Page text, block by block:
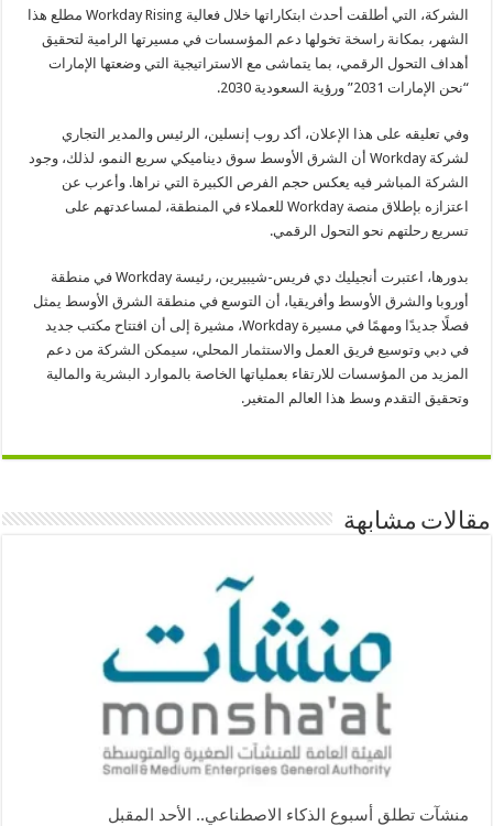
الشركة، التي أطلقت أحدث ابتكاراتها خلال فعالية Workday Rising مطلع هذا
الشهر، بمكانة راسخة تخولها دعم المؤسسات في مسيرتها الرامية لتحقيق
أهداف التحول الرقمي، بما يتماشى مع الاستراتيجية التي وضعتها الإمارات
“نحن الإمارات 2031” ورؤية السعودية 2030.
وفي تعليقه على هذا الإعلان، أكد روب إنسلين، الرئيس والمدير التجاري
لشركة Workday أن الشرق الأوسط سوق ديناميكي سريع النمو، لذلك، وجود
الشركة المباشر فيه يعكس حجم الفرص الكبيرة التي نراها. وأعرب عن
اعتزازه بإطلاق منصة Workday للعملاء في المنطقة، لمساعدتهم على
تسريع رحلتهم نحو التحول الرقمي.
بدورها، اعتبرت أنجيليك دي فريس-شيبيرين، رئيسة Workday في منطقة
أوروبا والشرق الأوسط وأفريقيا، أن التوسع في منطقة الشرق الأوسط يمثل
فصلًا جديدًا ومهمًا في مسيرة Workday، مشيرة إلى أن افتتاح مكتب جديد
في دبي وتوسيع فريق العمل والاستثمار المحلي، سيمكن الشركة من دعم
المزيد من المؤسسات للارتقاء بعملياتها الخاصة بالموارد البشرية والمالية
وتحقيق التقدم وسط هذا العالم المتغير.
مقالات مشابهة
منشآت تطلق أسبوع الذكاء الاصطناعي.. الأحد المقبل